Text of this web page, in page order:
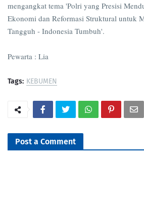
mengangkat tema 'Polri yang Presisi
Ekonomi dan Reformasi Struktural untuk
Tangguh - Indonesia Tumbuh'.
Pewarta : Lia
Tags: KEBUMEN
Post a Comment